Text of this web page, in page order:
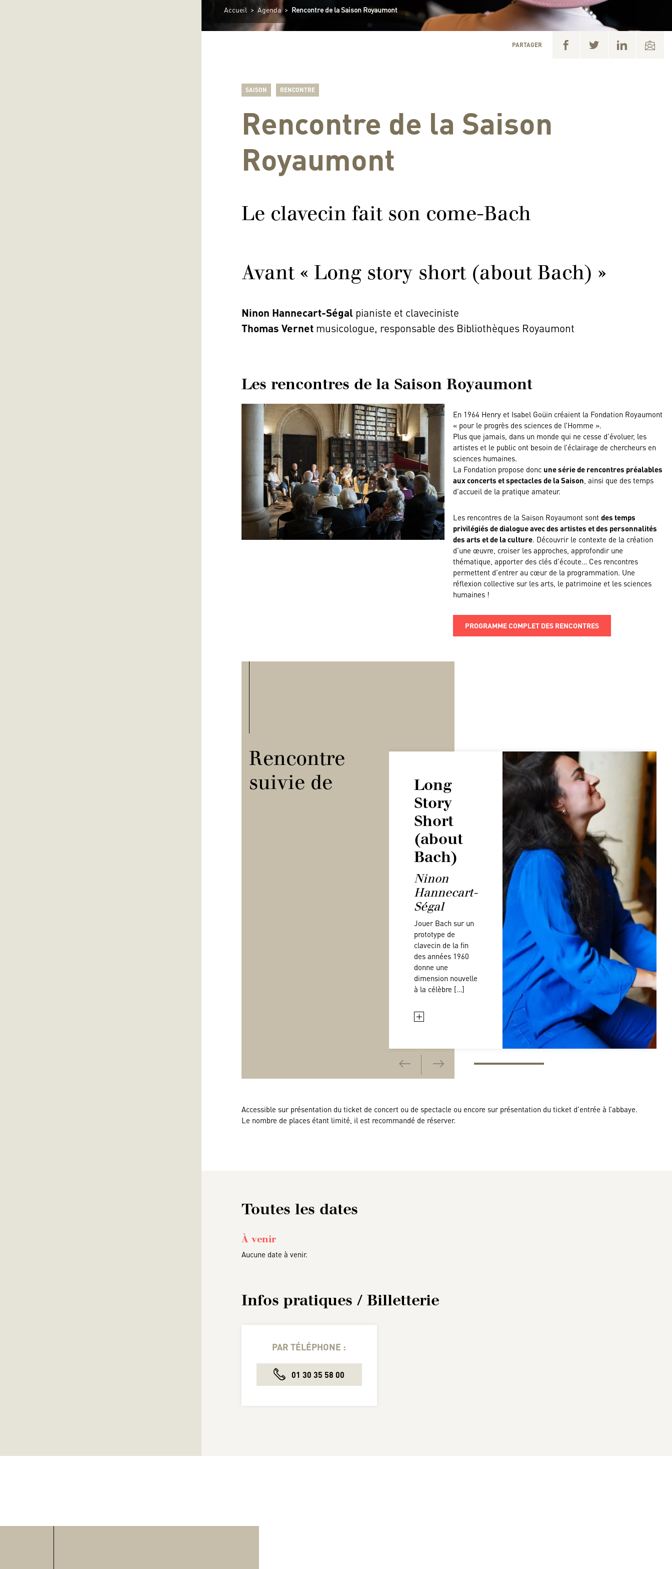
Accueil > Agenda > Rencontre de la Saison Royaumont
PARTAGER
SAISON RENCONTRE
Rencontre de la Saison
Royaumont
Le clavecin fait son come-Bach
Avant « Long story short (about Bach) »
Ninon Hannecart-Ségal pianiste et claveciniste
Thomas Vernet musicologue, responsable des Bibliothèques Royaumont
Les rencontres de la Saison Royaumont
En 1964 Henry et Isabel Goüin créaient la Fondation Royaumont
« pour le progrès des sciences de l’Homme ».
Plus que jamais, dans un monde qui ne cesse d’évoluer, les
artistes et le public ont besoin de l’éclairage de chercheurs en
sciences humaines.
La Fondation propose donc une série de rencontres préalables
aux concerts et spectacles de la Saison, ainsi que des temps
d’accueil de la pratique amateur.
Les rencontres de la Saison Royaumont sont des temps
privilégiés de dialogue avec des artistes et des personnalités
des arts et de la culture. Découvrir le contexte de la création
d’une œuvre, croiser les approches, approfondir une
thématique, apporter des clés d’écoute… Ces rencontres
permettent d’entrer au cœur de la programmation. Une
réflexion collective sur les arts, le patrimoine et les sciences
humaines !
PROGRAMME COMPLET DES RENCONTRES
Rencontre
suivie de
Long
Story
Short
(about
Bach)
Ninon
Hannecart-
Ségal
Jouer Bach sur un
prototype de
clavecin de la fin
des années 1960
donne une
dimension nouvelle
à la célèbre […]
+
Accessible sur présentation du ticket de concert ou de spectacle ou encore sur présentation du ticket d’entrée à l’abbaye.
Le nombre de places étant limité, il est recommandé de réserver.
Toutes les dates
À venir
Aucune date à venir.
Infos pratiques / Billetterie
PAR TÉLÉPHONE :
01 30 35 58 00